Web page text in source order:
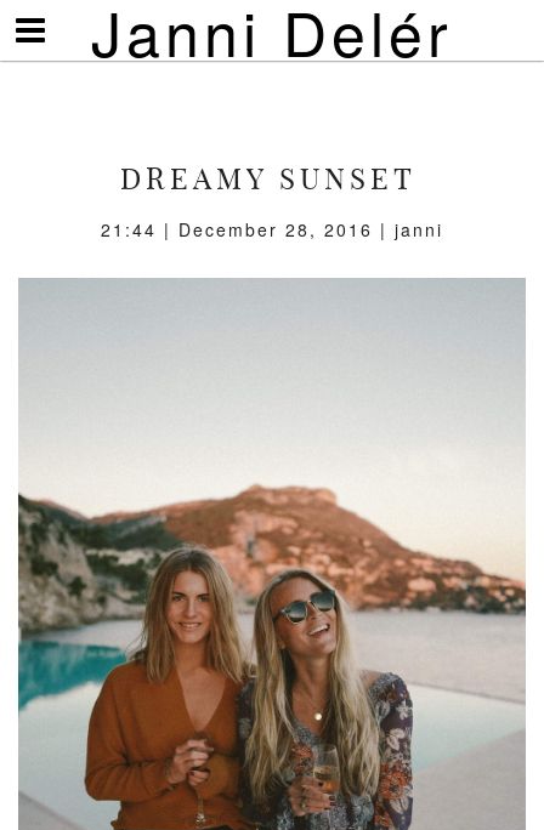
Janni Delér
Visa/göm
meny
DREAMY SUNSET
21:44 | December 28, 2016 | janni